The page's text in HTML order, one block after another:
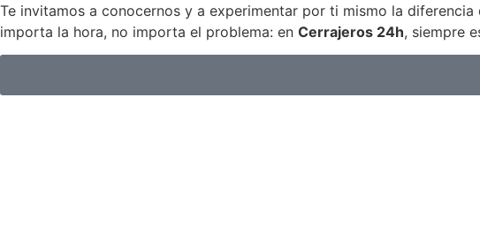
Te invitamos a conocernos y a experimentar por ti mismo la
importa la hora, no importa el problema: en Cerrajeros 24h, siempre